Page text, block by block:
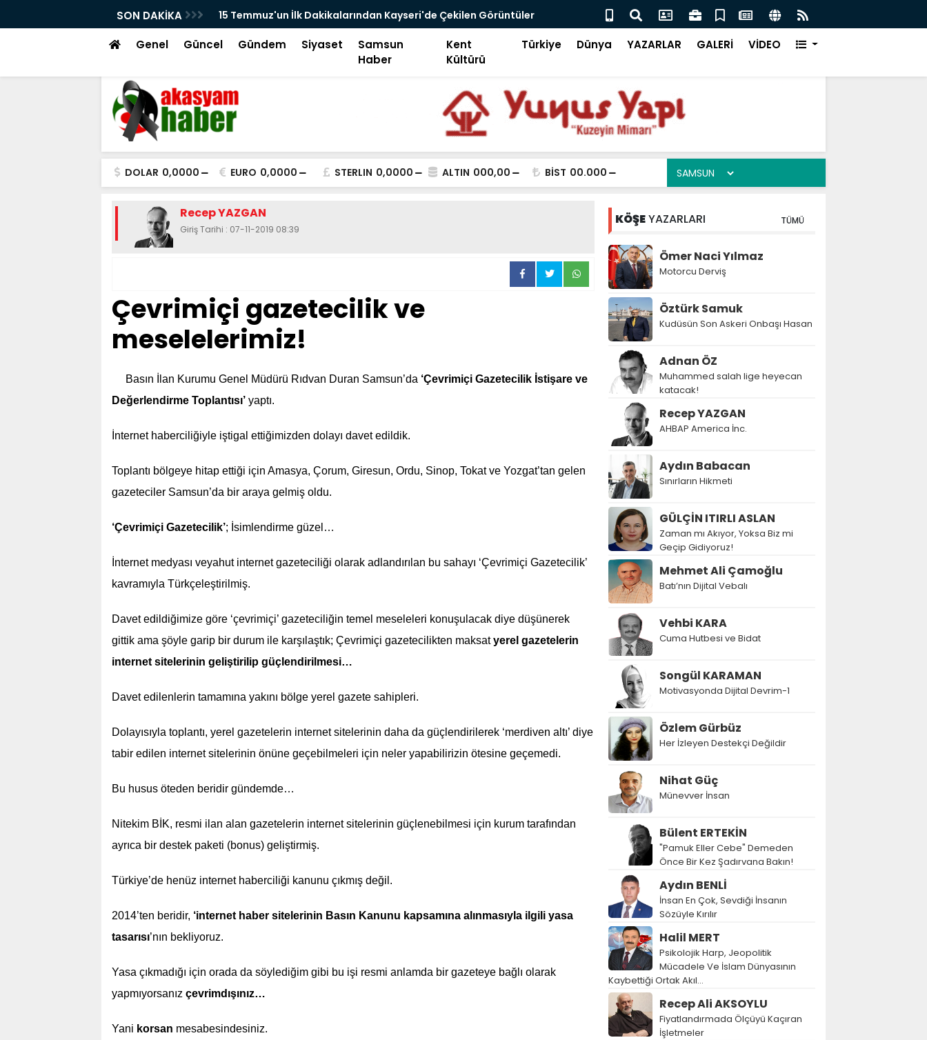
SON DAKİKA
15 Temmuz'un İlk Dakikalarından Kayseri'de Çekilen Görüntüler
Ortaya Çıktı! Ferhat Çakır'ın Meydandaki Çağrısı Kamerada
Beğeni Avcılığı, Ego Enflasyonu ve Çelişkiler Çağı
Genel Güncel Gündem Siyaset
Samsun
Haber
Kent
Kültürü
Türkiye Dünya YAZARLAR GALERİ VİDEO
DOLAR 0,0000 EURO 0,0000 STERLIN 0,0000 ALTIN 000,00 BİST 00.000
Recep YAZGAN
Giriş Tarihi : 07-11-2019 08:39
Çevrimiçi gazetecilik ve
meselelerimiz!
Basın İlan Kurumu Genel Müdürü Rıdvan Duran Samsun’da ‘Çevrimiçi Gazetecilik İstişare ve
Değerlendirme Toplantısı’ yaptı.
İnternet haberciliğiyle iştigal ettiğimizden dolayı davet edildik.
Toplantı bölgeye hitap ettiği için Amasya, Çorum, Giresun, Ordu, Sinop, Tokat ve Yozgat’tan gelen
gazeteciler Samsun’da bir araya gelmiş oldu.
‘Çevrimiçi Gazetecilik’; İsimlendirme güzel…
İnternet medyası veyahut internet gazeteciliği olarak adlandırılan bu sahayı ‘Çevrimiçi Gazetecilik’
kavramıyla Türkçeleştirilmiş.
Davet edildiğimize göre ‘çevrimiçi’ gazeteciliğin temel meseleleri konuşulacak diye düşünerek
gittik ama şöyle garip bir durum ile karşılaştık; Çevrimiçi gazetecilikten maksatyerel gazetelerin
internet sitelerinin geliştirilip güçlendirilmesi…
Davet edilenlerin tamamına yakını bölge yerel gazete sahipleri.
Dolayısıyla toplantı, yerel gazetelerin internet sitelerinin daha da güçlendirilerek ‘merdiven altı’ diye
tabir edilen internet sitelerinin önüne geçebilmeleri için neler yapabilirizin ötesine geçemedi.
Bu husus öteden beridir gündemde…
Nitekim BİK, resmi ilan alan gazetelerin internet sitelerinin güçlenebilmesi için kurum tarafından
ayrıca bir destek paketi (bonus) geliştirmiş.
Türkiye’de henüz internet haberciliği kanunu çıkmış değil.
2014’ten beridir, ‘internet haber sitelerinin Basın Kanunu kapsamına alınmasıyla ilgili yasa
tasarısı’nın bekliyoruz.
Yasa çıkmadığı için orada da söylediğim gibi bu işi resmi anlamda bir gazeteye bağlı olarak
yapmıyorsanız çevrimdışınız…
Yani korsan mesabesindesiniz.
KÖŞEYAZARLARI TÜMÜ
Ömer Naci Yılmaz
Motorcu Derviş
Öztürk Samuk
Kudüsün Son Askeri Onbaşı Hasan
Adnan ÖZ
Muhammed salah lige heyecan
katacak!
Recep YAZGAN
AHBAP America İnc.
Aydın Babacan
Sınırların Hikmeti
GÜLÇİN ITIRLI ASLAN
Zaman mı Akıyor, Yoksa Biz mi
Geçip Gidiyoruz!
Mehmet Ali Çamoğlu
Batı’nın Dijital Vebalı
Vehbi KARA
Cuma Hutbesi ve Bidat
Songül KARAMAN
Motivasyonda Dijital Devrim-1
Özlem Gürbüz
Her İzleyen Destekçi Değildir
Nihat Güç
Münevver İnsan
Bülent ERTEKİN
"Pamuk Eller Cebe" Demeden
Önce Bir Kez Şadırvana Bakın!
Aydın BENLİ
İnsan En Çok, Sevdiği İnsanın
Sözüyle Kırılır
Halil MERT
Psikolojik Harp, Jeopolitik
Mücadele Ve İslam Dünyasının
Kaybettiği Ortak Akıl…
Recep Ali AKSOYLU
Fiyatlandırmada Ölçüyü Kaçıran
İşletmeler